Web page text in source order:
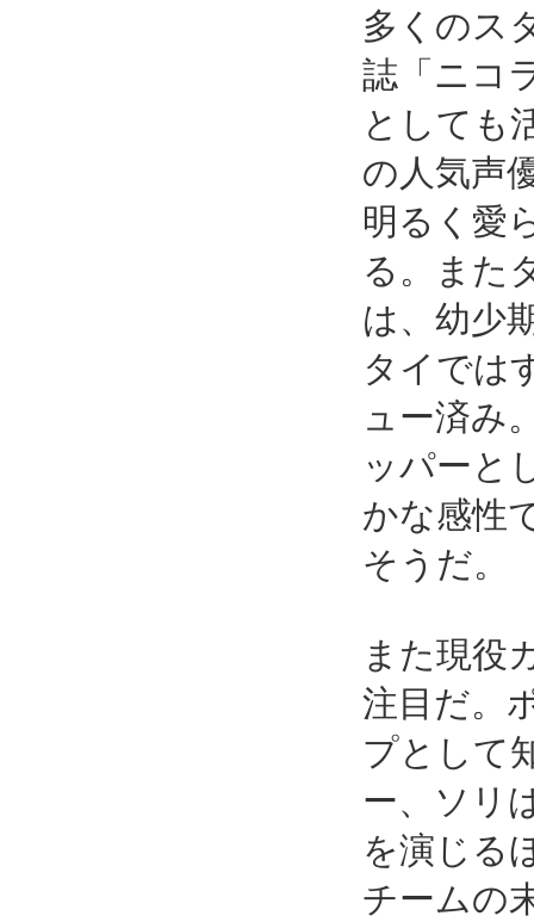
多くのス
誌「ニコ
としても
の人気声
明るく愛
る。また
は、幼少
タイでは
ュー済み
ッパーと
かな感性
そうだ。
また現役
注目だ。
プとして
ー、ソリ
を演じる
チームの